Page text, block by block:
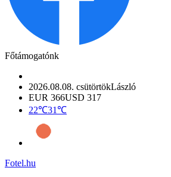
Főtámogatónk
2026.08.08. csütörtökLászló
EUR 366USD 317
22℃31℃
Fotel.hu